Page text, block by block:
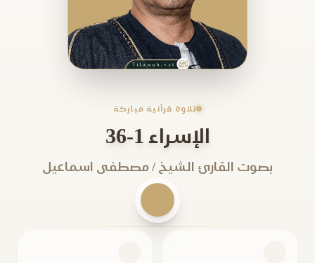
تلاوة قرآنية مباركة
الإسراء 1-36
بصوت القارئ الشيخ / مصطفى اسماعيل